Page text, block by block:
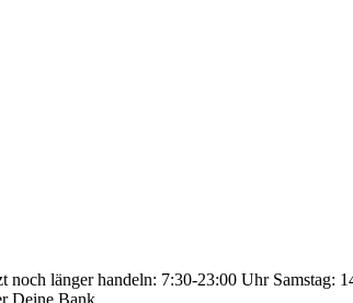
noch länger handeln: 7:30-23:00 Uhr Samstag: